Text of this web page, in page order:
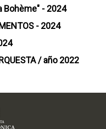
Bohème" - 2024
- 2024
/ año 2022